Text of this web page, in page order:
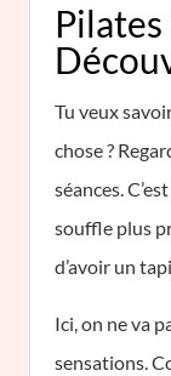
Pilates
Tu veux
chose ?
séances.
souffle plus
d’avoir un
Ici, on ne va
sensations.